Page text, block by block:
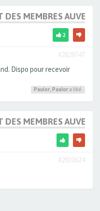
DES MEMBRES
2
#2829747
Dispo pour recevoir
Paulor, Paulor a liké
DES MEMBRES
#2830624